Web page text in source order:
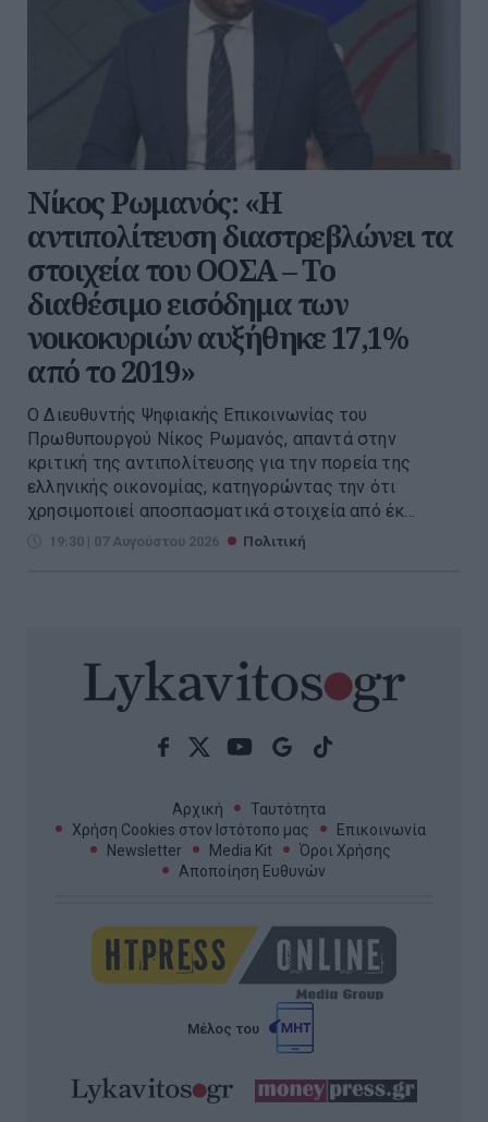
Νίκος Ρωμανός: «Η
αντιπολίτευση διαστρεβλώνει τα
στοιχεία του ΟΟΣΑ – Το
διαθέσιμο εισόδημα των
νοικοκυριών αυξήθηκε 17,1%
από το 2019»
Ο Διευθυντής Ψηφιακής Επικοινωνίας του
Πρωθυπουργού Νίκος Ρωμανός, απαντά στην
κριτική της αντιπολίτευσης για την πορεία της
ελληνικής οικονομίας, κατηγορώντας την ότι
χρησιμοποιεί αποσπασματικά στοιχεία από έκ...
19:30 | 07 Αυγούστου 2026 Πολιτική
Αρχική
Ταυτότητα
Χρήση Cookies στον Ιστότοπο μας
Επικοινωνία
Newsletter
Media Kit
Όροι Χρήσης
Αποποίηση Ευθυνών
Μέλος του